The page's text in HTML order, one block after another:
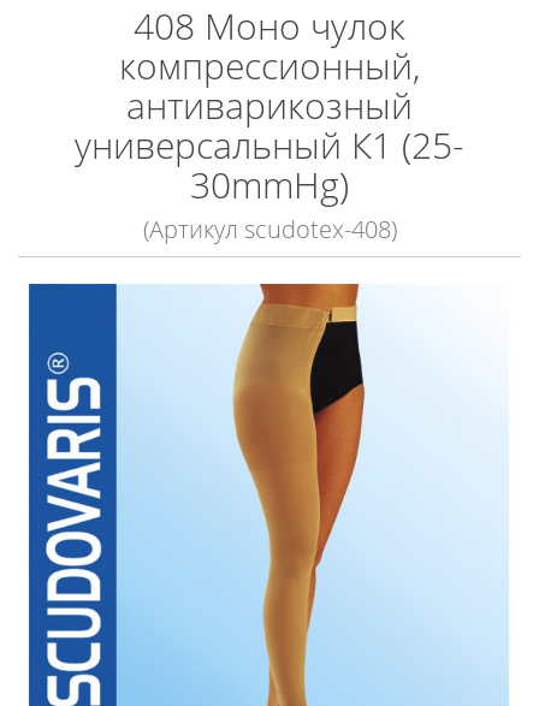
408 Моно чулок
компрессионный,
антиварикозный
универсальный К1 (25-
30mmHg)
(Артикул scudotex-408)